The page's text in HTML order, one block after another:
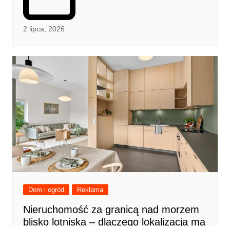
2 lipca, 2026
Dom i ogród Reklama
Nieruchomość za granicą nad morzem
blisko lotniska – dlaczego lokalizacja ma